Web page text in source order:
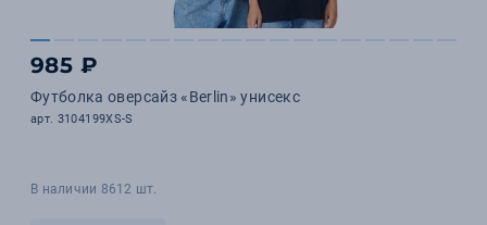
985 ₽
Футболка оверсайз «Berlin» унисекс
арт. 3104199XS-S
В наличии 8612 шт.